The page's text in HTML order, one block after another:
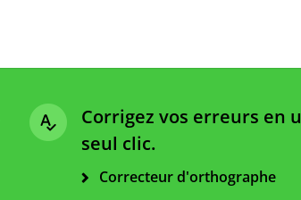
Corrigez vos erreurs en
seul clic.
Correcteur d'orthographe